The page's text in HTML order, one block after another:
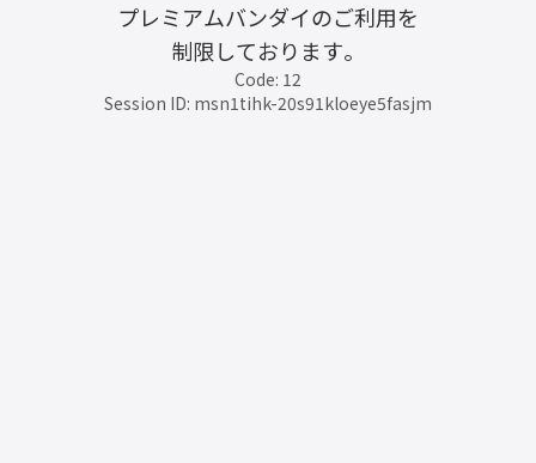
プレミアムバンダイのご利用を
制限しております。
Code: 12
Session ID: msn1tihk-20s91kloeye5fasjm